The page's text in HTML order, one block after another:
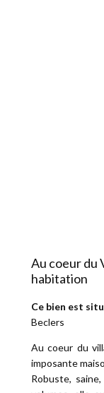
Au coeur du
habitation
Ce bien est
Beclers
Au coeur du
imposante
Robuste,